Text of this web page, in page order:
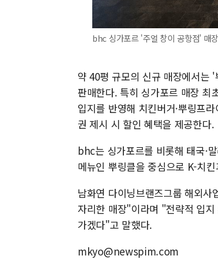
bhc 싱가포르 '주얼 창이 공항점' 매
약 40평 규모의 신규 매장에서는
판매한다. 특히 싱가포르 매장 최
입지를 반영해 치킨버거·뿌링프
권 제시 시 할인 혜택을 제공한다.
bhc는 싱가포르를 비롯해 태국·
메뉴인 뿌링클을 중심으로 K-치
남화연 다이닝브랜즈그룹 해외
자리한 매장"이라며 "전략적 입
가겠다"고 말했다.
mkyo@newspim.com